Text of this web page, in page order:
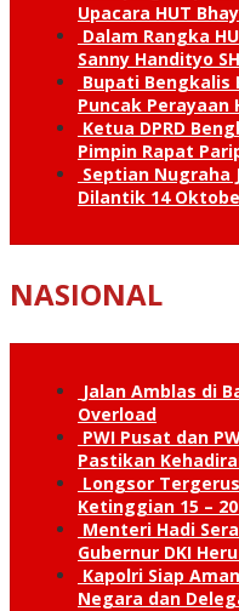
Upacara HUT
Dalam Rangka
Sanny Handityo
Bupati Bengkalis
Puncak Perayaan
Ketua DPRD
Pimpin Rapat
Septian Nugraha
Dilantik 14
NASIONAL
Jalan Amblas di
Overload
PWI Pusat dan
Pastikan
Longsor
Ketinggian 15 –
Menteri Hadi
Gubernur DKI
Kapolri Siap
Negara dan